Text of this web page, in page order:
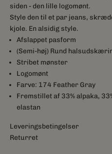
siden - den lille logomønt.
Style den til et par jeans,
kjole. En alsidig style.
Afslappet pasform
(Semi-høj) Rund
Stribet mønster
Logomønt
Farve: 174 Feather Gray
Fremstillet af 33% alpaka,
elastan
Leveringsbetingelser
Returret